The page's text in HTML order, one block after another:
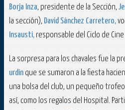
Borja Inza, presidente de la Sección,
la sección), David Sánchez Carretero,
Insausti, responsable del Ciclo de
La sorpresa para los chavales fue la
urdin que se sumaron a la fiesta
una bolsa del club, un pequeño
así, como los regalos del Hospital.